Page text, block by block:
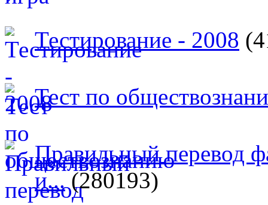
Тестирование - 2008
Тест по
Правильный перевод
и...(280193)